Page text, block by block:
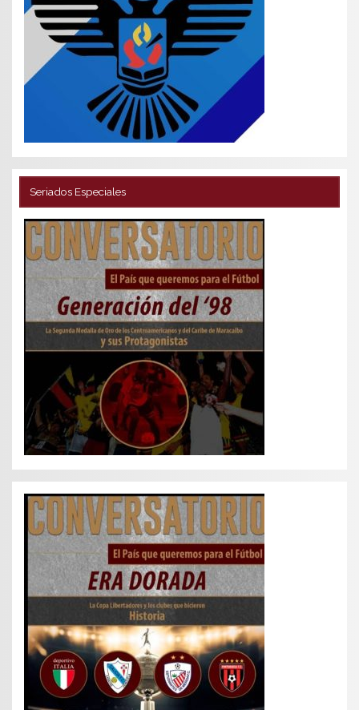
Seriados Especiales